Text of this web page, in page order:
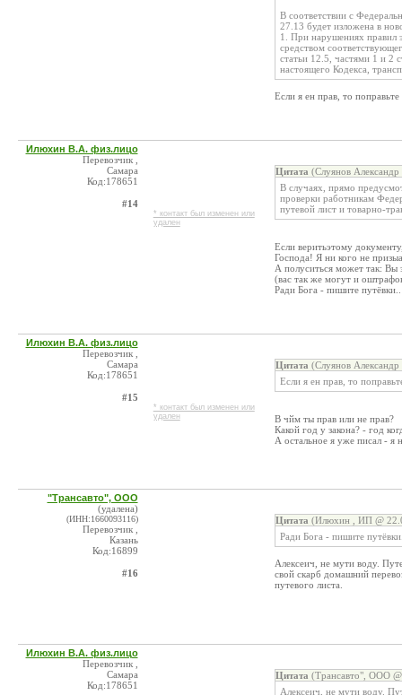
В соответствии с
27.13 будет изложена в
1. При нарушениях правил
средством
статьи 12.5, частями 1 и 2
настоящего Кодекса,
Если я ен прав, то
Илюхин В.А. физ.лицо
Перевозчик ,
Самара
Код:178651
#14
* контакт был изменен или
удален
Цитата (Слуянов
В случаях, прямо
проверки работникам
путевой лист и товарно-
Если веритьэтому
Господа! Я ни кого не
А полуситься может так: Вы
(вас так же могут и
Ради Бога - пишите путёвки..
Илюхин В.А. физ.лицо
Перевозчик ,
Самара
Код:178651
#15
* контакт был изменен или
удален
Цитата (Слуянов
Если я ен прав, то
В чйм ты прав или не прав?
Какой год у закона? - год
А остальное я уже писал - я
"Трансавто", ООО
(удалена)
(ИНН:1660093116)
Перевозчик ,
Казань
Код:16899
#16
Цитата (Илюхин , ИП @
Ради Бога - пишите
Алексеич, не мути воду.
свой скарб домашний
путевого листа.
Илюхин В.А. физ.лицо
Перевозчик ,
Самара
Код:178651
Цитата (Трансавто", ООО
Алексеич, не мути воду.